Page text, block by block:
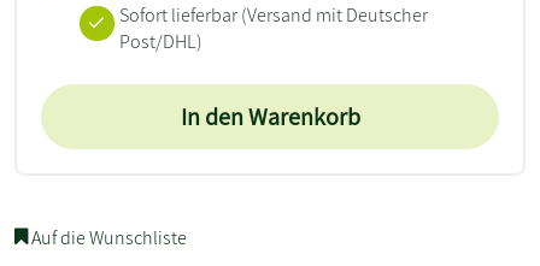
Sofort lieferbar(Versand mit Deutscher
Post/DHL)
In den Warenkorb
Auf die Wunschliste